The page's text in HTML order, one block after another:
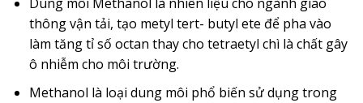
thông vận tải, tạo metyl tert- butyl ete để pha vào
làm tăng tỉ số octan thay cho tetraetyl chì là chất gây
ô nhiễm cho môi trường.
Methanol là loại dung môi phổ biến sử dụng trong